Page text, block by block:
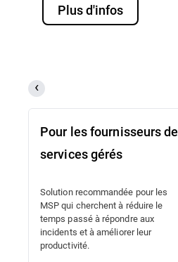
Plus d'infos
Pour les fournisseurs de
services gérés
Solution recommandée pour les
MSP qui cherchent à réduire le
temps passé à répondre aux
incidents et à améliorer leur
productivité.